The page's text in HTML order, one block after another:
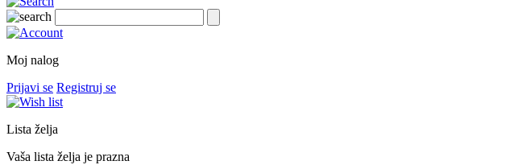
Moj nalog
Prijavi se Registruj se
Lista želja
Vaša lista želja je prazna